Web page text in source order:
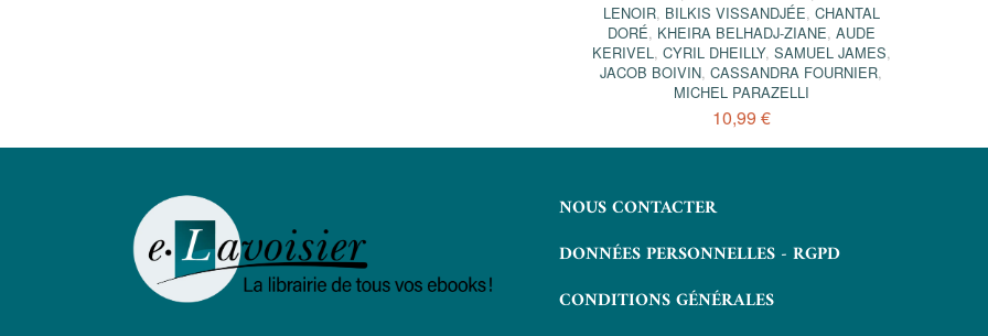
LENOIR, BILKIS VISSANDJÉE, CHANTAL
DORÉ, KHEIRA BELHADJ-ZIANE, AUDE
KERIVEL , CYRIL DHEILLY, SAMUEL JAMES,
JACOB BOIVIN, CASSANDRA FOURNIER,
MICHEL PARAZELLI
10,99 €
NOUS CONTACTER
DONNÉES PERSONNELLES - RGPD
CONDITIONS GÉNÉRALES